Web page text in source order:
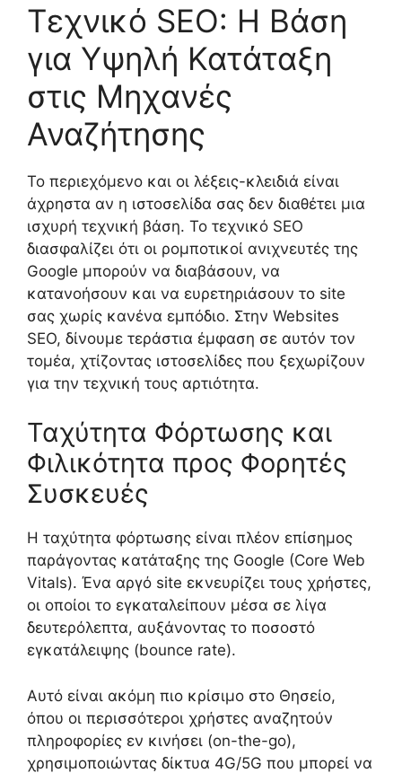
Τεχνικό SEO: Η Βάση
για Υψηλή Κατάταξη
στις Μηχανές
Αναζήτησης
Το περιεχόμενο και οι λέξεις-κλειδιά είναι
άχρηστα αν η ιστοσελίδα σας δεν διαθέτει μια
ισχυρή τεχνική βάση. Το τεχνικό SEO
διασφαλίζει ότι οι ρομποτικοί ανιχνευτές της
Google μπορούν να διαβάσουν, να
κατανοήσουν και να ευρετηριάσουν το site
σας χωρίς κανένα εμπόδιο. Στην Websites
SEO, δίνουμε τεράστια έμφαση σε αυτόν τον
τομέα, χτίζοντας ιστοσελίδες που ξεχωρίζουν
για την τεχνική τους αρτιότητα.
Ταχύτητα Φόρτωσης και
Φιλικότητα προς Φορητές
Συσκευές
Η ταχύτητα φόρτωσης είναι πλέον επίσημος
παράγοντας κατάταξης της Google (Core Web
Vitals). Ένα αργό site εκνευρίζει τους χρήστες,
οι οποίοι το εγκαταλείπουν μέσα σε λίγα
δευτερόλεπτα, αυξάνοντας το ποσοστό
εγκατάλειψης (bounce rate).
Αυτό είναι ακόμη πιο κρίσιμο στο Θησείο,
όπου οι περισσότεροι χρήστες αναζητούν
πληροφορίες εν κινήσει (on-the-go),
χρησιμοποιώντας δίκτυα 4G/5G που μπορεί να